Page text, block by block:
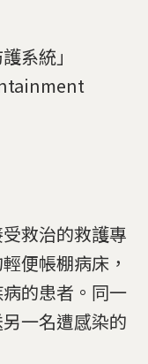
系統」
救治的救護專
便帳棚病床，
的患者。同一
一名遭感染的